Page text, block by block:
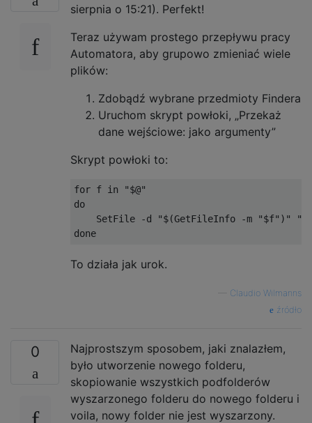
sierpnia o 15:21). Perfekt!
Teraz używam prostego przepływu pracy
Automatora, aby grupowo zmieniać wiele
plików:
Zdobądź wybrane przedmioty Findera
Uruchom skrypt powłoki, „Przekaż
dane wejściowe: jako argumenty”
Skrypt powłoki to:
for f in "$@"
do
SetFile -d "$(GetFileInfo -m "$f")"
To działa jak urok.
Claudio Wilmanns
źródło
0
Najprostszym sposobem, jaki znalazłem,
było utworzenie nowego folderu,
skopiowanie wszystkich podfolderów
wyszarzonego folderu do nowego folderu i
voila, nowy folder nie jest wyszarzony.